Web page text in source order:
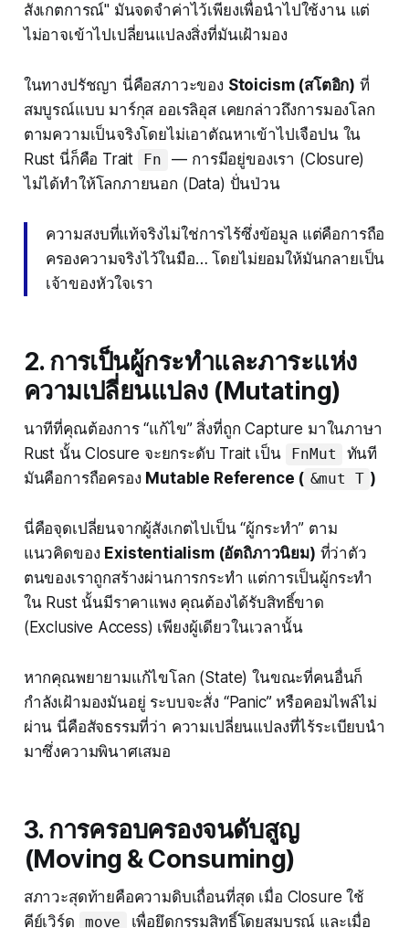
สังเกตการณ์" มันจดจำค่าไว้เพียงเพื่อนำไปใช้งาน แต่
ไม่อาจเข้าไปเปลี่ยนแปลงสิ่งที่มันเฝ้ามอง
ในทางปรัชญา นี่คือสภาวะของ Stoicism (สโตอิก) ที่
สมบูรณ์แบบ มาร์กุส ออเรลิอุส เคยกล่าวถึงการมองโลก
ตามความเป็นจริงโดยไม่เอาตัณหาเข้าไปเจือปน ใน
Rust นี่ก็คือ Trait
Fn
— การมีอยู่ของเรา (Closure)
ไม่ได้ทำให้โลกภายนอก (Data) ปั่นป่วน
ความสงบที่แท้จริงไม่ใช่การไร้ซึ่งข้อมูล แต่คือการถือ
ครองความจริงไว้ในมือ… โดยไม่ยอมให้มันกลายเป็น
เจ้าของหัวใจเรา
2. การเป็นผู้กระทำและภาระแห่ง
ความเปลี่ยนแปลง (Mutating)
นาทีที่คุณต้องการ “แก้ไข” สิ่งที่ถูก Capture มาในภาษา
Rust นั้น Closure จะยกระดับ Trait เป็น
FnMut
ทันที
มันคือการถือครอง Mutable Reference ( &mut T )
นี่คือจุดเปลี่ยนจากผู้สังเกตไปเป็น “ผู้กระทำ” ตาม
แนวคิดของ Existentialism (อัตถิภาวนิยม) ที่ว่าตัว
ตนของเราถูกสร้างผ่านการกระทำ แต่การเป็นผู้กระทำ
ใน Rust นั้นมีราคาแพง คุณต้องได้รับสิทธิ์ขาด
(Exclusive Access) เพียงผู้เดียวในเวลานั้น
หากคุณพยายามแก้ไขโลก (State) ในขณะที่คนอื่นก็
กำลังเฝ้ามองมันอยู่ ระบบจะสั่ง “Panic” หรือคอมไพล์ไม่
ผ่าน นี่คือสัจธรรมที่ว่า ความเปลี่ยนแปลงที่ไร้ระเบียบนำ
มาซึ่งความพินาศเสมอ
3. การครอบครองจนดับสูญ
(Moving & Consuming)
สภาวะสุดท้ายคือความดิบเถื่อนที่สุด เมื่อ Closure ใช้
คีย์เวิร์ด
move เพื่อยึดกรรมสิทธิ์โดยสมบูรณ์ และเมื่อ